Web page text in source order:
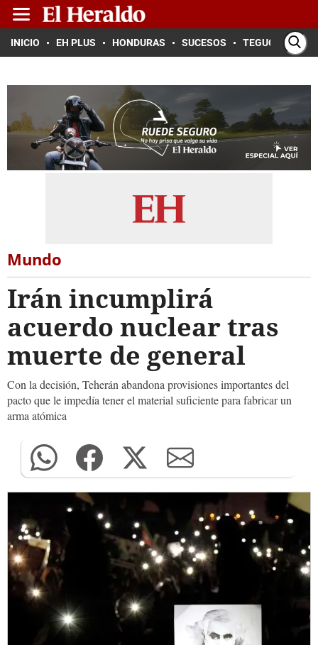
INICIO EH PLUS HONDURAS SUCESOS TEGUCIGALPA
Mundo
Irán incumplirá
acuerdo nuclear tras
muerte de general
Con la decisión, Teherán abandona provisiones importantes del
pacto que le impedía tener el material suficiente para fabricar un
arma atómica